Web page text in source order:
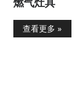
查看更多 »